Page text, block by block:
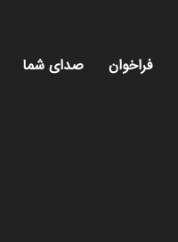
فراخوان صدای شما